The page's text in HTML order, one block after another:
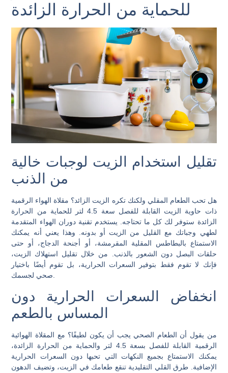
تقليل استخدام الزيت لوجبات خالية
من الذنب
هل تحب الطعام المقلي ولكنك تكره الزيت الزائد؟ مقلاة الهواء الرقمية
ذات حاوية الزيت القابلة للفصل سعة 4.5 لتر للحماية من الحرارة
الزائدة ستوفر لك كل ما تحتاجه. يستخدم تقنية دوران الهواء المتقدمة
لطهي وجباتك مع القليل من الزيت أو بدونه. وهذا يعني أنه يمكنك
الاستمتاع بالبطاطس المقلية المقرمشة، أو أجنحة الدجاج، أو حتى
حلقات البصل دون الشعور بالذنب. من خلال تقليل استهلاك الزيت،
فإنك لا تقوم فقط بتوفير السعرات الحرارية، بل تقوم أيضًا باختيار
انخفاض السعرات الحرارية دون
المساس بالطعم
من يقول أن الطعام الصحي يجب أن يكون لطيفًا؟ مع المقلاة الهوائية
الرقمية القابلة للفصل بسعة 4.5 لتر والحماية من الحرارة الزائدة،
يمكنك الاستمتاع بجميع النكهات التي تحبها دون السعرات الحرارية
الإضافية. طرق القلي التقليدية تنقع طعامك في الزيت، وتضيف الدهون